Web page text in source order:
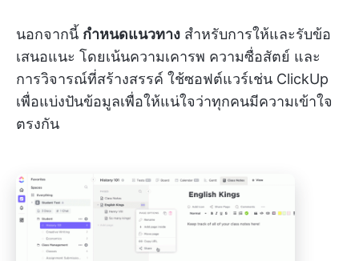
นอกจากนี้ กำหนดแนวทาง สำหรับการให้และรับข้อ
เสนอแนะ โดยเน้นความเคารพ ความซื่อสัตย์ และ
การวิจารณ์ที่สร้างสรรค์ ใช้ซอฟต์แวร์เช่น ClickUp
เพื่อแบ่งปันข้อมูลเพื่อให้แน่ใจว่าทุกคนมีความเข้าใจ
ตรงกัน